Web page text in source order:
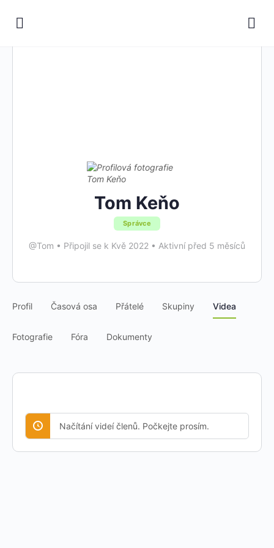
Tom Keňo
Správce
@Tom • Připojil se k Kvě 2022 • Aktivní před 5 měsíců
Profil Časová osa Přátelé Skupiny Videa
Fotografie Fóra Dokumenty
Načítání videí členů. Počkejte prosím.